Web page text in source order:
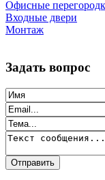
Офисные
Входные двери
Монтаж
Задать вопрос